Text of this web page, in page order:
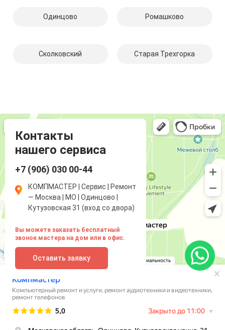
Одинцово Ромашково
Сколковский Старая Трехгорка
Контакты
нашего сервиса
+7 (906) 030 00-44
КОМПМАСТЕР | Сервис | Ремонт
— Москва | МО | Одинцово |
Кутузовская 31 (вход со двора)
Вы можете заказать бесплатный
звонок мастера на дом или в офис.
Оставить заявку
Компмастер
Ремонт аудиотехники и видеотехники в Одинцово